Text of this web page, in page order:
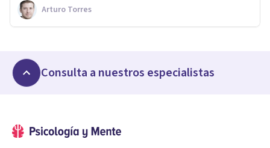
Arturo Torres
Consulta a nuestros especialistas